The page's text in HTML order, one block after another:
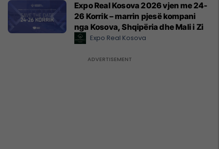
Expo Real Kosova 2026 vjen me 24-
26 Korrik – marrin pjesë kompani
nga Kosova, Shqipëria dhe Mali i Zi
Expo Real Kosova